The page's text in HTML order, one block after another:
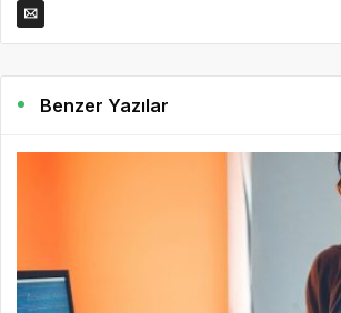
Benzer Yazılar